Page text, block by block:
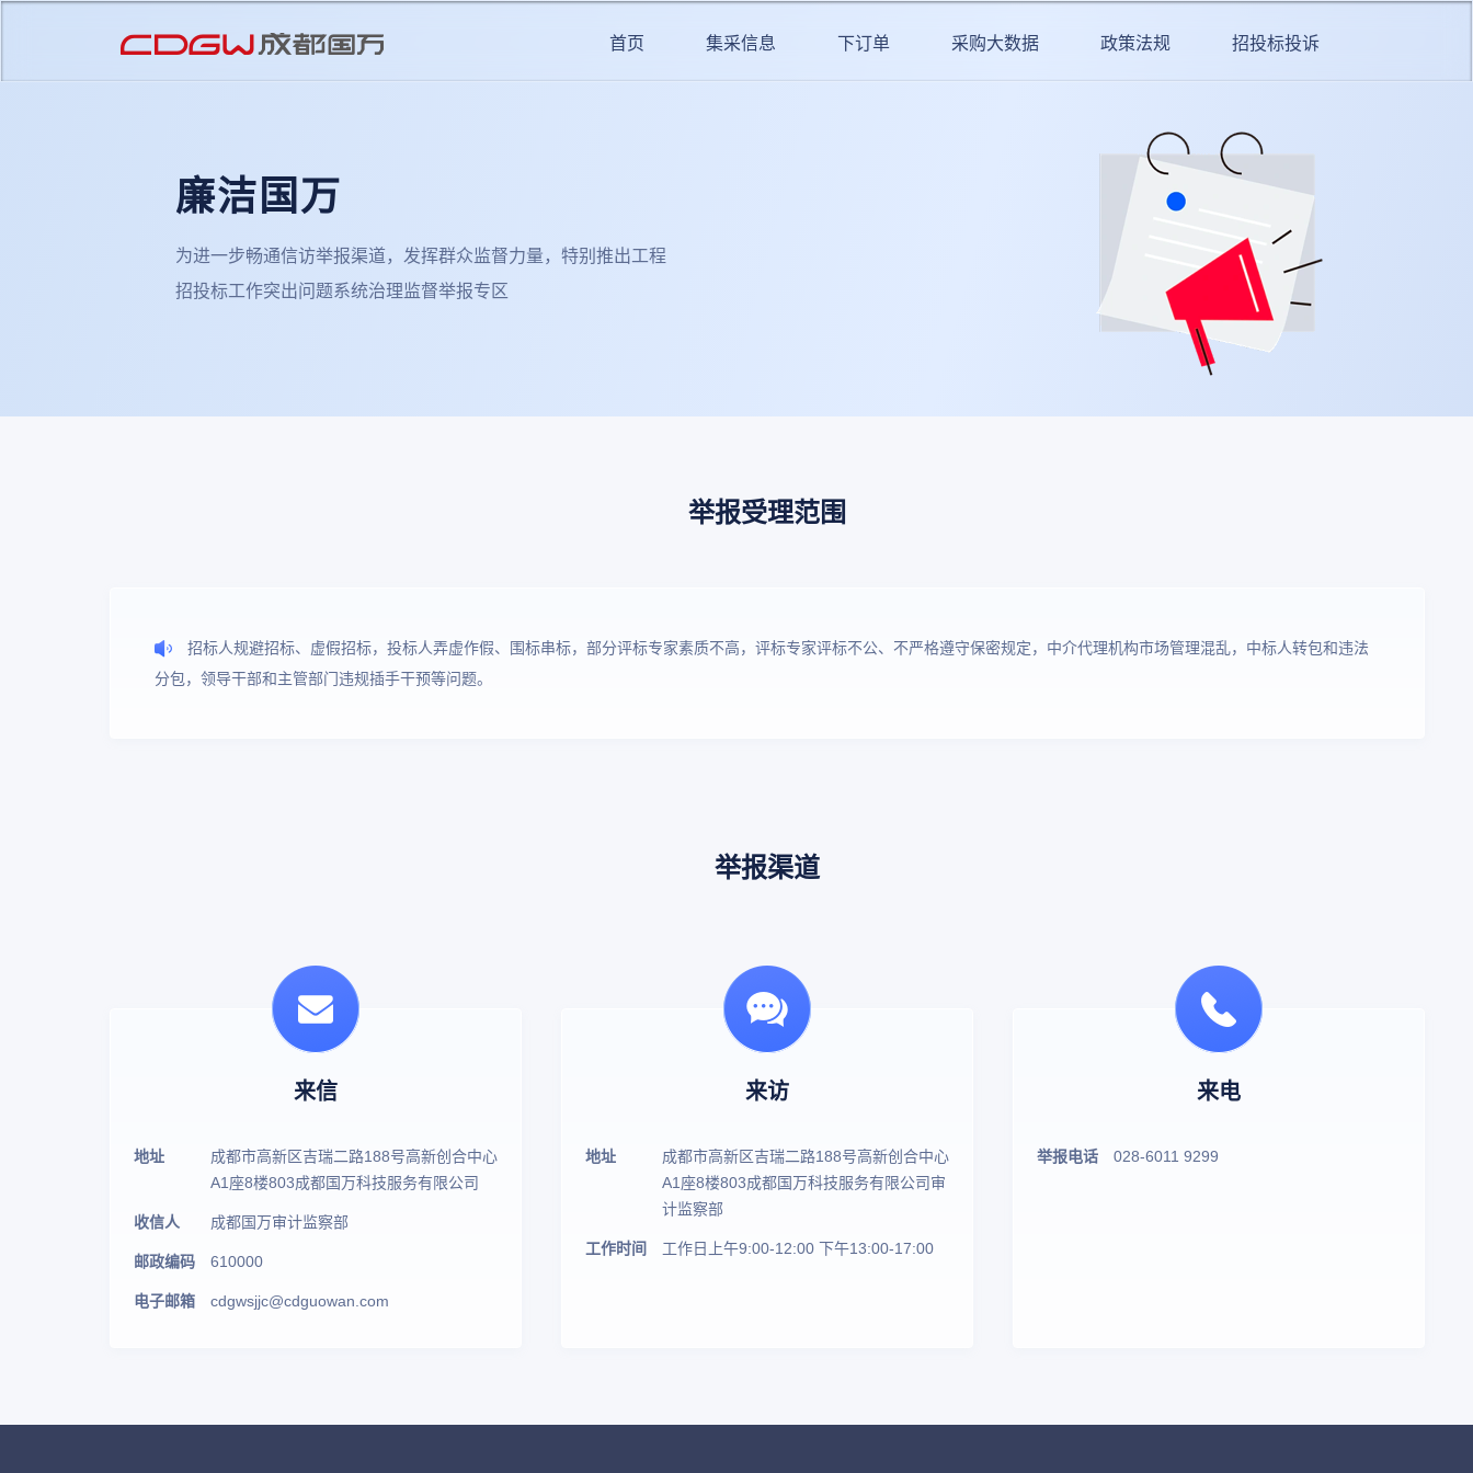
首页 集采信息 下订单 采购大数据 政策法规 招投标投诉
廉洁国万
为进一步畅通信访举报渠道，发挥群众监督力量，特别推出工程
招投标工作突出问题系统治理监督举报专区
举报受理范围
招标人规避招标、虚假招标，投标人弄虚作假、围标串标，部分评标专家素质不高，评标专家评标不公、不严格遵守保密规定，中介代理机构市场管理混乱，中标人转包和违法
分包，领导干部和主管部门违规插手干预等问题。
举报渠道
来信
地址
成都市高新区吉瑞二路188号高新创合中心
A1座8楼803成都国万科技服务有限公司
收信人 成都国万审计监察部
邮政编码 610000
电子邮箱 cdgwsjjc@cdguowan.com
来访
地址
成都市高新区吉瑞二路188号高新创合中心
A1座8楼803成都国万科技服务有限公司审
计监察部
工作时间 工作日上午9:00-12:00 下午13:00-17:00
来电
举报电话 028-6011 9299